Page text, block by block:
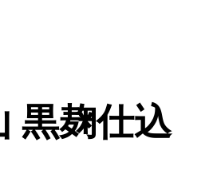
黒麹仕込